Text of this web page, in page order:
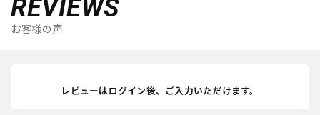
REVIEWS
お客様の声
レビューはログイン後、ご入力いただけます。